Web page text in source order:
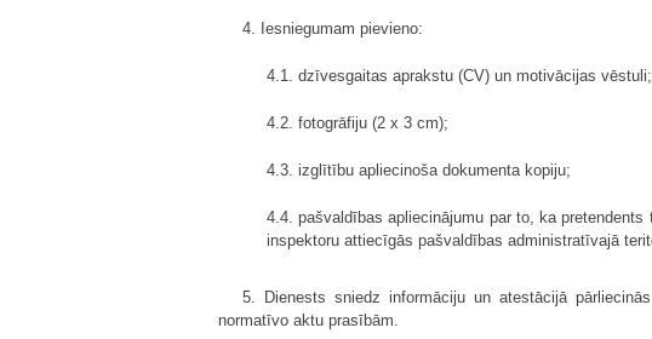
4. Iesniegumam pievieno:
4.1. dzīvesgaitas aprakstu (CV) un motivācijas vēstuli;
4.2. fotogrāfiju (2 x 3 cm);
4.3. izglītību apliecinoša dokumenta kopiju;
4.4. pašvaldības apliecinājumu par to, ka
inspektoru attiecīgās pašvaldības administratīvajā
5. Dienests sniedz informāciju un atestācijā
normatīvo aktu prasībām.